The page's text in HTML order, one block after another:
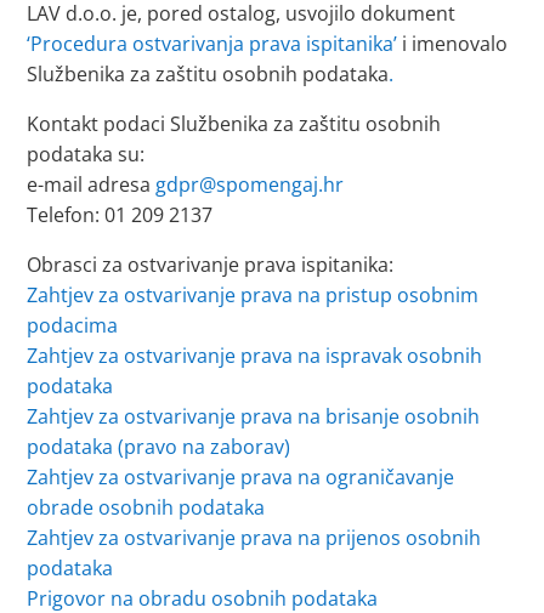
LAV d.o.o. je, pored ostalog, usvojilo dokument
‘Procedura ostvarivanja prava ispitanika’ i imenovalo
Službenika za zaštitu osobnih podataka.
Kontakt podaci Službenika za zaštitu osobnih
podataka su:
e-mail adresa gdpr@spomengaj.hr
Telefon: 01 209 2137
Obrasci za ostvarivanje prava ispitanika:
Zahtjev za ostvarivanje prava na pristup osobnim
podacima
Zahtjev za ostvarivanje prava na ispravak osobnih
podataka
Zahtjev za ostvarivanje prava na brisanje osobnih
podataka (pravo na zaborav)
Zahtjev za ostvarivanje prava na ograničavanje
obrade osobnih podataka
Zahtjev za ostvarivanje prava na prijenos osobnih
podataka
Prigovor na obradu osobnih podataka